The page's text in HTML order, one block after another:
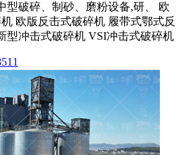
破碎、制砂、磨粉设备,研、 欧
欧版反击式破碎机 履带式鄂式反
型冲击式破碎机 VSI冲击式破碎机